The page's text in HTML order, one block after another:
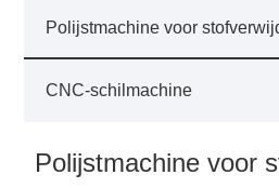
Polijstmachine voor
CNC-schilmachine
Polijstmachine voor